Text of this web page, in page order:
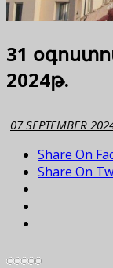
31
2024թ.
07 SEPTEMBER
Share On
Share On